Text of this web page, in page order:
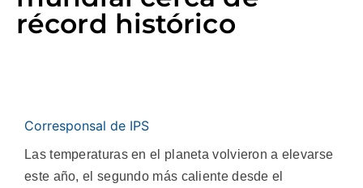
récord histórico
Corresponsal de IPS
Las temperaturas en el planeta volvieron a elevarse
este año, el segundo más caliente desde el